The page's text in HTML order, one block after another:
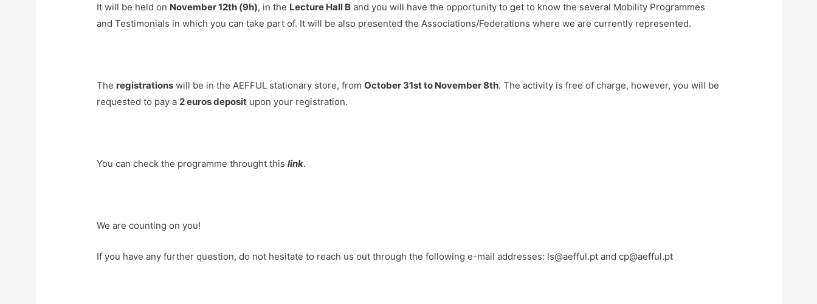
It will be held on November 12th (9h), in the Lecture Hall Band you will have the opportunity to get to know the several Mobility Programmes
and Testimonials in which you can take part of. It will be also presented the Associations/Federations where we are currently represented.
The registrationswill be in the AEFFUL stationary store, from October 31st to November 8th. The activity is free of charge, however, you will be
requested to pay a 2 euros depositupon your registration.
You can check the programme throught this link.
We are counting on you!
If you have any further question, do not hesitate to reach us out through the following e-mail addresses: ls@aefful.ptand cp@aefful.pt